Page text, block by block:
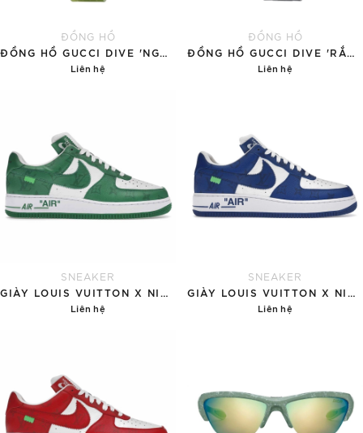
ĐỒNG HỒ
Liên hệ
ĐỒNG HỒ
Liên hệ
SNEAKER
Liên hệ
SNEAKER
Liên hệ